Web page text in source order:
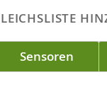
Sensoren